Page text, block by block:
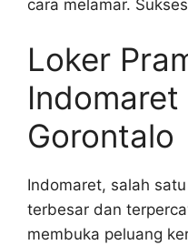
cara melamar.
Loker
Indomaret
Gorontalo
Indomaret, salah
terbesar dan
membuka peluang